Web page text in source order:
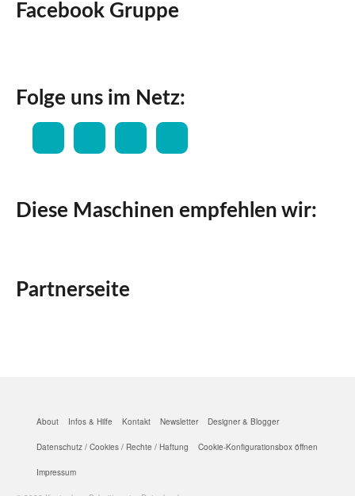
Facebook Gruppe
Folge uns im Netz:
Diese Maschinen empfehlen wir:
Partnerseite
About Infos & Hilfe Kontakt Newsletter Designer & Blogger
Datenschutz / Cookies / Rechte / Haftung Cookie-Konfigurationsbox öffnen
Impressum